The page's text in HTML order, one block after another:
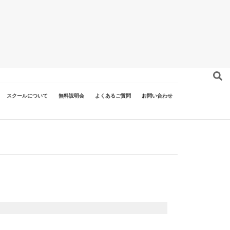
スクールについて 無料説明会 よくあるご質問 お問い合わせ